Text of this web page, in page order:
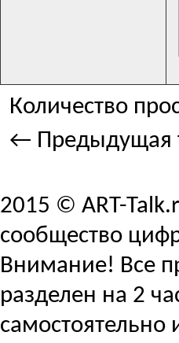
Количество
← Предыдущая
2015 © ART-
сообщество
Внимание! Все
разделен на 2
самостоятельно